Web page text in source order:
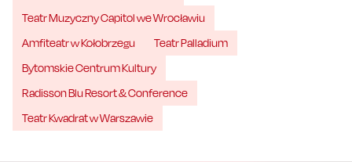
Teatr Muzyczny Capitol we Wrocławiu
Amfiteatr w Kołobrzegu
Teatr Palladium
Bytomskie Centrum Kultury
Radisson Blu Resort & Conference
Teatr Kwadrat w Warszawie